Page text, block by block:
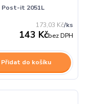
Post-it 2051L
173,03 Kč/ks
143 Kčbez DPH
Přidat do košíku